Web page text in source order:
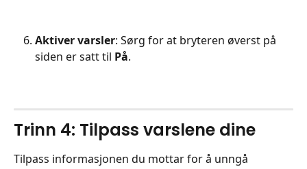
Aktiver varsler: Sørg for at bryteren øverst på
siden er satt til På.
Trinn 4: Tilpass varslene dine
Tilpass informasjonen du mottar for å unngå